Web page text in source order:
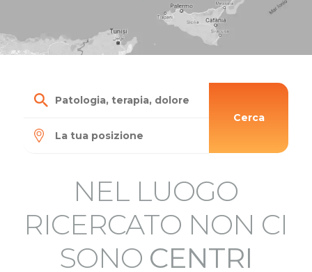
Cerca
NEL LUOGO
RICERCATO NON CI
SONO CENTRI